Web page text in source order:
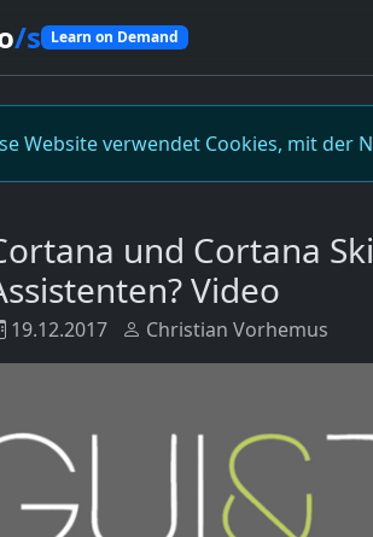
/s Learn on Demand
Website verwendet Cookies, mit der
und Cortana
Video
19.12.2017 Christian Vorhemus